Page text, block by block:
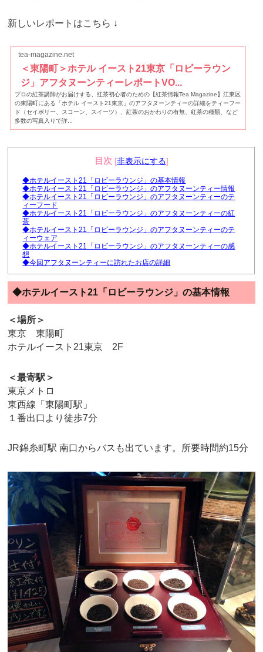
新しいレポートはこちら ↓
tea-magazine.net
＜東陽町＞ホテル イースト21東京「ロビーラウン
ジ」アフタヌーンティーレポートVO...
プロの紅茶講師がお届けする、紅茶初心者のための【紅茶情報Tea Magazine】江東区
の東陽町にある「ホテル イースト21東京」のアフタヌーンティーの詳細をティーフー
ド（セイボリー、スコーン、スイーツ）、紅茶のおかわりの有無、紅茶の種類、など
多数の写真入りで詳...
目次 [非表示にする]
◆ホテルイースト21「ロビーラウンジ」の基本情報
◆ホテルイースト21「ロビーラウンジ」のアフタヌーンティー情報
◆ホテルイースト21「ロビーラウンジ」のアフタヌーンティーのテ
ィーフード
◆ホテルイースト21「ロビーラウンジ」のアフタヌーンティーの紅
茶
◆ホテルイースト21「ロビーラウンジ」のアフタヌーンティーのテ
ィーウェア
◆ホテルイースト21「ロビーラウンジ」のアフタヌーンティーの感
想
◆今回アフタヌーンティーに訪れたお店の詳細
◆ホテルイースト21「ロビーラウンジ」の基本情報
＜場所＞
東京 東陽町
ホテルイースト21東京 2F
＜最寄駅＞
東京メトロ
東西線「東陽町駅」
１番出口より徒歩7分
JR錦糸町駅 南口からバスも出ています。所要時間約15分